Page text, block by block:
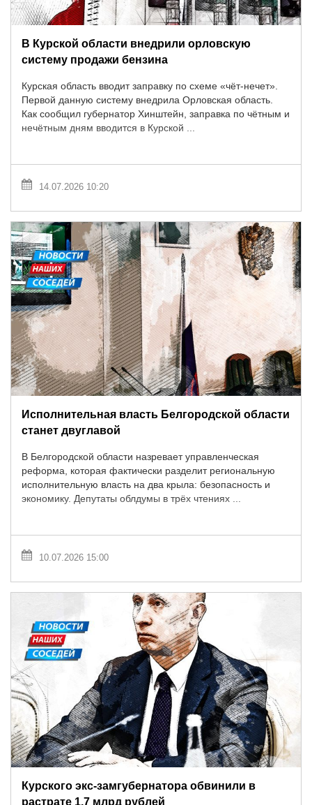
В Курской области внедрили орловскую
систему продажи бензина
Курская область вводит заправку по схеме «чёт-нечет».
Первой данную систему внедрила Орловская область.
Как сообщил губернатор Хинштейн, заправка по чётным и
нечётным дням вводится в Курской ...
14.07.2026 10:20
Исполнительная власть Белгородской области
станет двуглавой
В Белгородской области назревает управленческая
реформа, которая фактически разделит региональную
исполнительную власть на два крыла: безопасность и
экономику. Депутаты облдумы в трёх чтениях ...
10.07.2026 15:00
Курского экс-замгубернатора обвинили в
растрате 1,7 млрд рублей